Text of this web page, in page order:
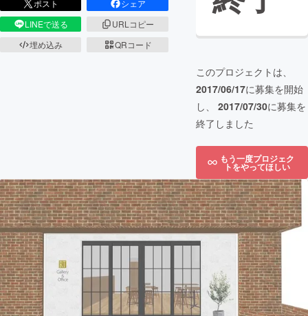
ポスト
シェア
LINEで送る
URLコピー
埋め込み
QRコード
このプロジェクトは、
2017/06/17に募集を開始
し、 2017/07/30に募集を
終了しました
もう一度プロジェク
トをやってほしい